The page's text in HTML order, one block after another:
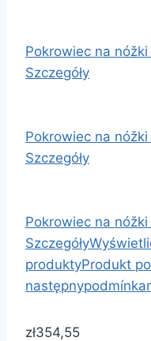
Pokrowiec na
Szczegóły
Pokrowiec na
Szczegóły
Pokrowiec na
Szczegóły
produktyProdukt
następny
zł354,55